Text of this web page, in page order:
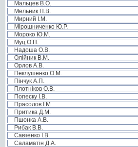
Мальцев В.О.
Мельник П.В.
Мирний І.М.
Мірошниченко Ю.Р.
Мороко Ю.М.
Муц О.П.
Надоша О.В.
Олійник В.М.
Орлов А.В.
Пеклушенко О.М.
Пінчук А.П.
Плотніков О.В.
Попеску І.В.
Прасолов І.М.
Притика Д.М.
Пшонка А.В.
Рибак В.В.
Савченко І.В.
Саламатін Д.А.